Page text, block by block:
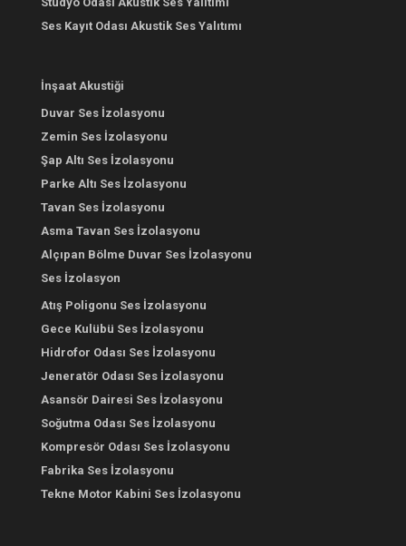
Ses Kayıt Odası Akustik Ses Yalıtımı
İnşaat Akustiği
Duvar Ses İzolasyonu
Zemin Ses İzolasyonu
Şap Altı Ses İzolasyonu
Parke Altı Ses İzolasyonu
Tavan Ses İzolasyonu
Asma Tavan Ses İzolasyonu
Alçıpan Bölme Duvar Ses İzolasyonu
Ses İzolasyon
Atış Poligonu Ses İzolasyonu
Gece Kulübü Ses İzolasyonu
Hidrofor Odası Ses İzolasyonu
Jeneratör Odası Ses İzolasyonu
Asansör Dairesi Ses İzolasyonu
Soğutma Odası Ses İzolasyonu
Kompresör Odası Ses İzolasyonu
Fabrika Ses İzolasyonu
Tekne Motor Kabini Ses İzolasyonu